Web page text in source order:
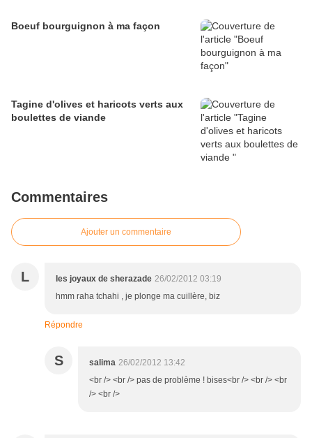
Boeuf bourguignon à ma façon
Tagine d'olives et haricots verts aux
boulettes de viande
Commentaires
Ajouter un commentaire
L les joyaux de sherazade 26/02/2012 03:19
hmm raha tchahi , je plonge ma cuillère, biz
Répondre
S salima 26/02/2012 13:42
<br /> <br /> pas de problème ! bises<br /> <br /> <br
/> <br />